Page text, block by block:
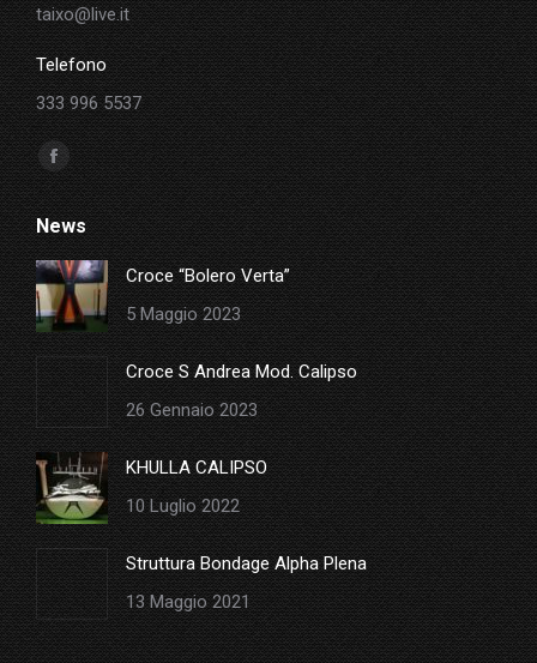
taixo@live.it
Telefono
333 996 5537
Ci puoi trovare su:
Facebook
page
opens
in
new
window
News
Croce “Bolero Verta”
5 Maggio 2023
Croce S Andrea Mod. Calipso
26 Gennaio 2023
KHULLA CALIPSO
10 Luglio 2022
Struttura Bondage Alpha Plena
13 Maggio 2021